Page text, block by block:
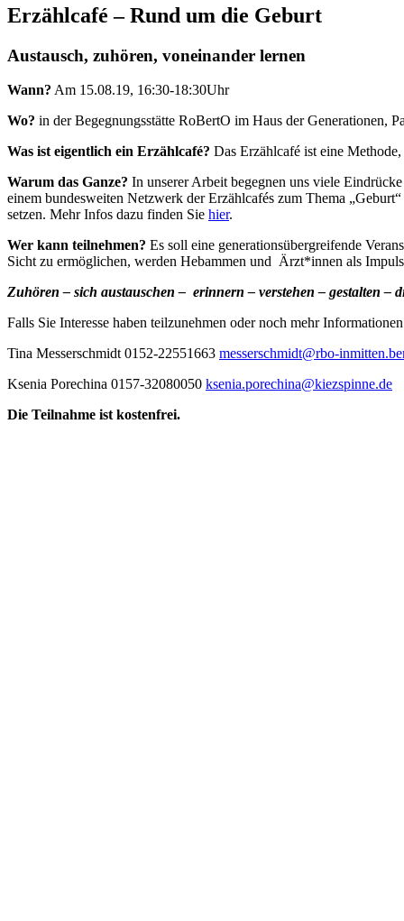
Erzählcafé – Rund um die Geburt
Austausch, zuhören, voneinander lernen
Wann? Am 15.08.19, 16:30-18:30Uhr
Wo? in der Begegnungsstätte RoBertO im Haus der Generationen,
Was ist eigentlich ein Erzählcafé? Das Erzählcafé ist eine
Warum das Ganze? In unserer Arbeit begegnen uns viele
einem bundesweiten Netzwerk der Erzählcafés zum Thema
setzen. Mehr Infos dazu finden Sie hier.
Wer kann teilnehmen? Es soll eine generationsübergreifende
Sicht zu ermöglichen, werden Hebammen und Ärzt*innen als
Zuhören – sich austauschen – erinnern – verstehen – gestalten –
Falls Sie Interesse haben teilzunehmen oder noch mehr
Tina Messerschmidt 0152-22551663 messerschmidt@rbo-
Ksenia Porechina 0157-32080050 ksenia.porechina@kiezspinne.de
Die Teilnahme ist kostenfrei.